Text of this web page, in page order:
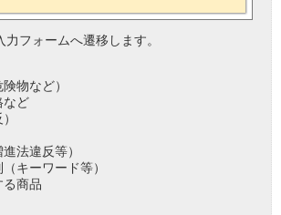
力フォームへ遷移します。
物など）
など
法違反等）
キーワード等）
る商品